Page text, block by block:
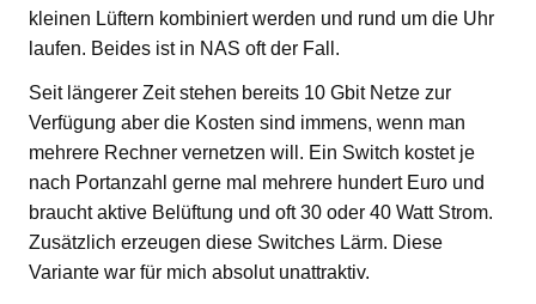
kleinen Lüftern kombiniert werden und rund um die Uhr
laufen. Beides ist in NAS oft der Fall.
Seit längerer Zeit stehen bereits 10 Gbit Netze zur
Verfügung aber die Kosten sind immens, wenn man
mehrere Rechner vernetzen will. Ein Switch kostet je
nach Portanzahl gerne mal mehrere hundert Euro und
braucht aktive Belüftung und oft 30 oder 40 Watt Strom.
Zusätzlich erzeugen diese Switches Lärm. Diese
Variante war für mich absolut unattraktiv.